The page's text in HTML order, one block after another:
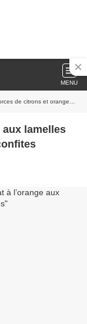
MENU
citrons et oranges confites